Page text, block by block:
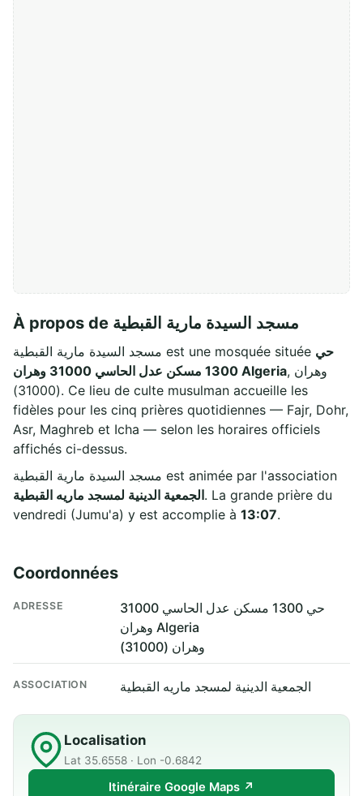
À propos de مسجد السيدة مارية القبطية
مسجد السيدة مارية القبطية est une mosquée située حي
1300 مسكن عدل الحاسي 31000 وهران Algeria, وهران
(31000). Ce lieu de culte musulman accueille les
fidèles pour les cinq prières quotidiennes — Fajr, Dohr,
Asr, Maghreb et Icha — selon les horaires officiels
affichés ci-dessus.
مسجد السيدة مارية القبطية est animée par l'association
الجمعية الدينية لمسجد ماريه القبطية. La grande prière du
vendredi (Jumu'a) y est accomplie à 13:07.
Coordonnées
ADRESSE
حي 1300 مسكن عدل الحاسي 31000
وهران Algeria
وهران (31000)
ASSOCIATION الجمعية الدينية لمسجد ماريه القبطية
Localisation
Lat 35.6558 · Lon -0.6842
Itinéraire Google Maps ↗